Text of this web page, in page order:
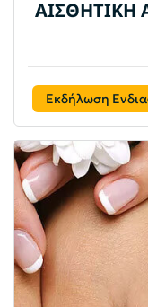
ΑΙΣΘΗΤΙΚΗ
Εκδήλωση